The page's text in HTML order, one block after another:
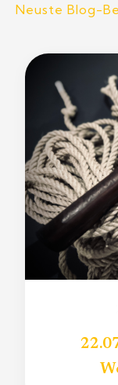
Neuste Blog-